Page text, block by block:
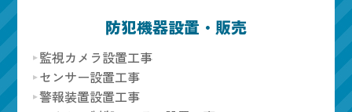
防犯機器設置・販売
監視カメラ設置工事
センサー設置工事
警報装置設置工事